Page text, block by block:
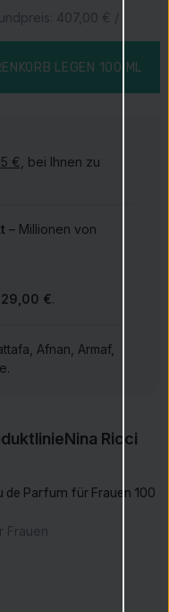
407,00 € / l
LEGEN 100 ML
€ , bei Ihnen zu
– Millionen von
€.
Afnan, Armaf,
Nina Ricci
de Parfum für Frauen 100
Frauen